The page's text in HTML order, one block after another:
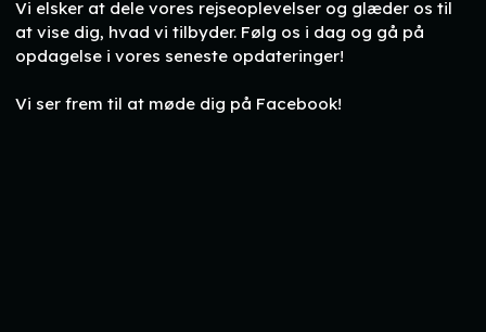
Vi elsker at dele vores rejseoplevelser og glæder os til
at vise dig, hvad vi tilbyder. Følg os i dag og gå på
opdagelse i vores seneste opdateringer!
Vi ser frem til at møde dig på Facebook!